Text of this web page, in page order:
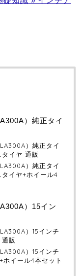
）純正タイ
）純正タイ
イヤ 通販
）純正タイ
イヤ+ホイール4
）15イン
）15インチ
販
）15インチ
イール4本セット